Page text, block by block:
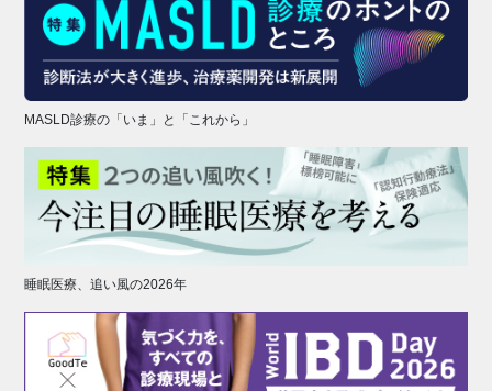
MASLD診療の「いま」と「これから」
睡眠医療、追い風の2026年